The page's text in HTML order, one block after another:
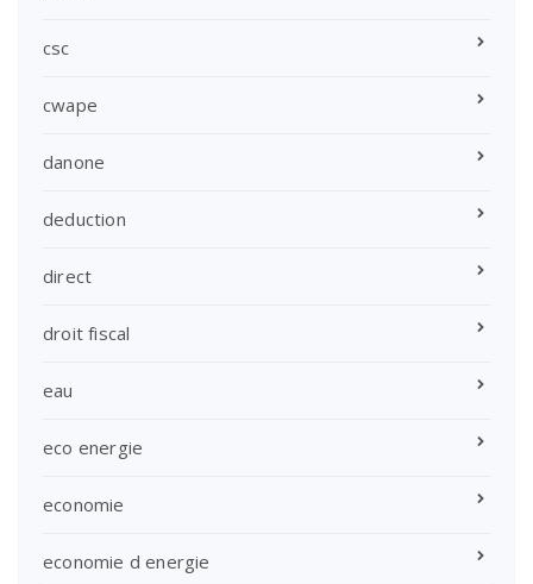
csc
cwape
danone
deduction
direct
droit fiscal
eau
eco energie
economie
economie d energie